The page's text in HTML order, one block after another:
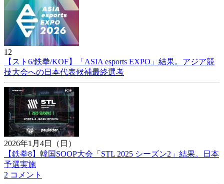
12
【スト6/鉄拳/KOF】「ASIA esports EXPO」結果。アジア競
技大会への日本代表候補最終選考
2026年1月4日（日）
【鉄拳8】韓国SOOP大会「STL 2025 シーズン2」結果。日本
予選実施
2 コメント